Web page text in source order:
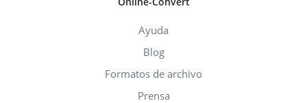
Ayuda
Blog
Formatos de archivo
Prensa